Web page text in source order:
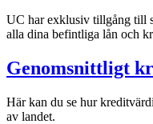
UC har exklusiv tillgång till
alla dina befintliga lån och
Genomsnittligt
Här kan du se hur
av landet.